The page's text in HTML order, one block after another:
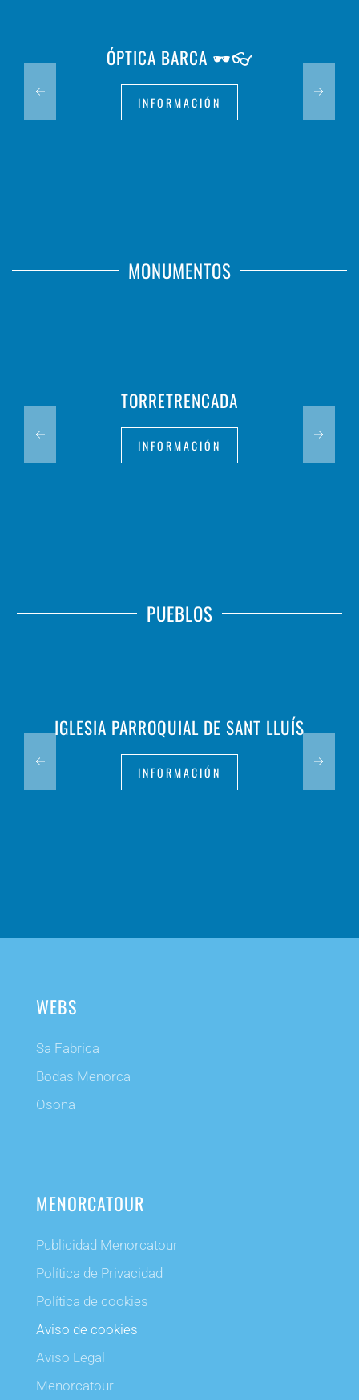
ÓPTICA BARCA 🕶️👓
INFORMACIÓN
MONUMENTOS
TORRETRENCADA
INFORMACIÓN
PUEBLOS
IGLESIA PARROQUIAL DE SANT LLUÍS
INFORMACIÓN
WEBS
Sa Fabrica
Bodas Menorca
Osona
MENORCATOUR
Publicidad Menorcatour
Política de Privacidad
Política de cookies
Aviso de cookies
Aviso Legal
Menorcatour